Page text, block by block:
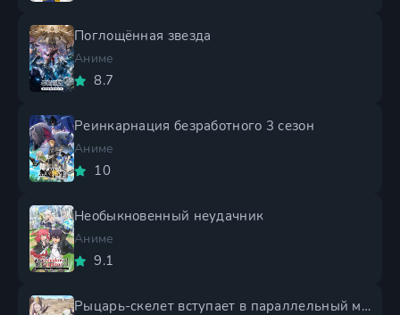
Поглощённая звезда
Аниме
8.7
Реинкарнация безработного 3 сезон
Аниме
10
Необыкновенный неудачник
Аниме
9.1
Рыцарь-скелет вступает в параллельный мир 2 сезон